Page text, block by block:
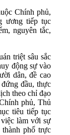
Chính phủ,
ương tiếp tục
nguyên tắc,
triệt sâu sắc
động sự vào
dân, đề cao
đầu, thực
theo chỉ đạo
phủ, Thủ
tiêu tiếp tục
làm với sự
phố trực